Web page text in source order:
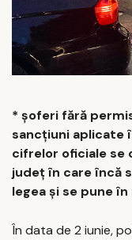
* șoferi fără
sancțiuni aplicate
cifrelor oficiale se
județ în care încă
legea și se pune
În data de 2 iunie,